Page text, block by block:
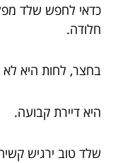
כדאי לחפש שלד
חלודה.
בחצר, לחות היא
היא דיירת קבועה.
שלד טוב ירגיש